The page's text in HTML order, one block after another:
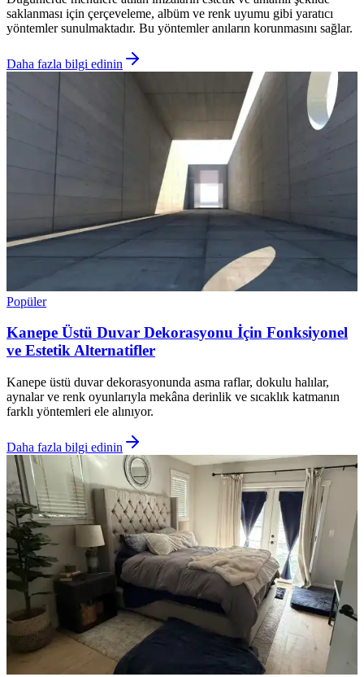
saklanması için çerçeveleme, albüm ve renk uyumu gibi yaratıcı
yöntemler sunulmaktadır. Bu yöntemler anıların korunmasını sağlar.
Daha fazla bilgi edinin
Popüler
Kanepe Üstü Duvar Dekorasyonu İçin Fonksiyonel
ve Estetik Alternatifler
Kanepe üstü duvar dekorasyonunda asma raflar, dokulu halılar,
aynalar ve renk oyunlarıyla mekâna derinlik ve sıcaklık katmanın
farklı yöntemleri ele alınıyor.
Daha fazla bilgi edinin